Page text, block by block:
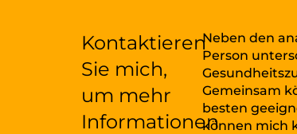
Kontaktieren
Sie mich,
um mehr
Informationen
Neben den
Person
Gemeinsam
besten
können mich